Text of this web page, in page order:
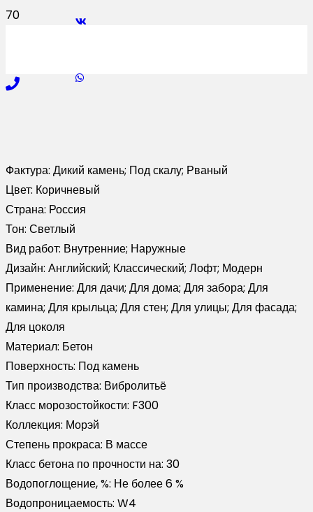
Фактура: Дикий камень; Под скалу; Рваный
Цвет: Коричневый
Страна: Россия
Тон: Светлый
Вид работ: Внутренние; Наружные
Дизайн: Английский; Классический; Лофт; Модерн
Применение: Для дачи; Для дома; Для забора; Для
камина; Для крыльца; Для стен; Для улицы; Для фасада;
Для цоколя
Материал: Бетон
Поверхность: Под камень
Тип производства: Вибролитьё
Класс морозостойкости: F300
Коллекция: Морэй
Степень прокраса: В массе
Класс бетона по прочности на: 30
Водопоглощение, %: Не более 6 %
Водопроницаемость: W4